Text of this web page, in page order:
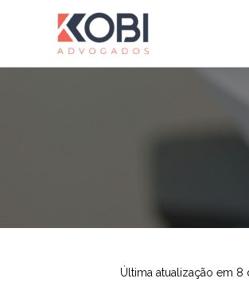
conteúdo
Última atualização em